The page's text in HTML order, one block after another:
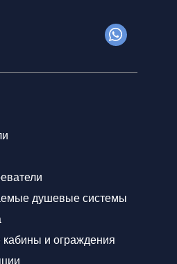
душевые системы
и ограждения